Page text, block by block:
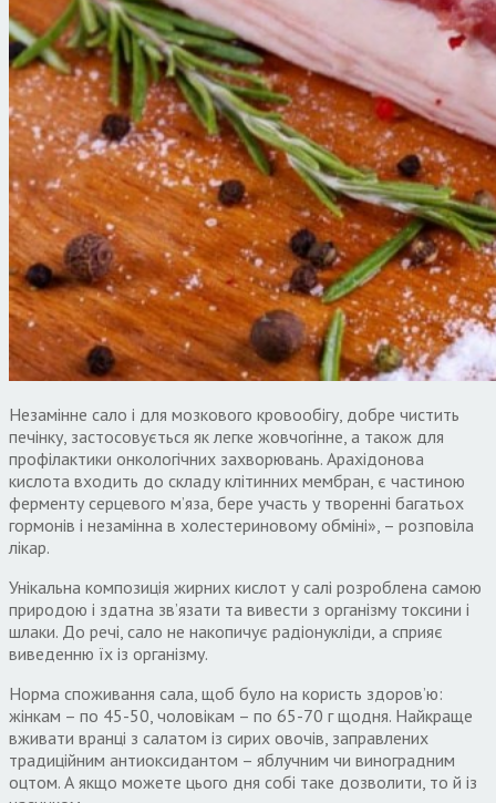
Незамінне сало і для мозкового кровообігу, добре чистить
печінку, застосовується як легке жовчогінне, а також для
профілактики онкологічних захворювань. Арахідонова
кислота входить до складу клітинних мембран, є частиною
ферменту серцевого м’яза, бере участь у творенні багатьох
гормонів і незамінна в холестериновому обміні», – розповіла
лікар.
Унікальна композиція жирних кислот у салі розроблена самою
природою і здатна зв’язати та вивести з організму токсини і
шлаки. До речі, сало не накопичує радіонукліди, а сприяє
виведенню їх із організму.
Норма споживання сала, щоб було на користь здоров’ю:
жінкам – по 45-50, чоловікам – по 65-70 г щодня. Найкраще
вживати вранці з салатом із сирих овочів, заправлених
традиційним антиоксидантом – яблучним чи виноградним
оцтом. А якщо можете цього дня собі таке дозволити, то й із